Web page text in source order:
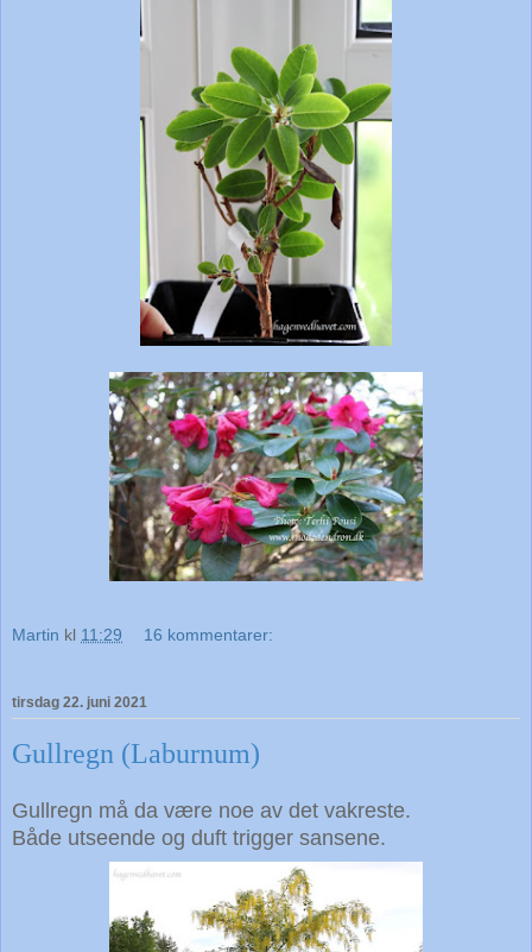
Martin kl 11:29 16 kommentarer:
tirsdag 22. juni 2021
Gullregn (Laburnum)
Gullregn må da være noe av det vakreste.
Både utseende og duft trigger sansene.